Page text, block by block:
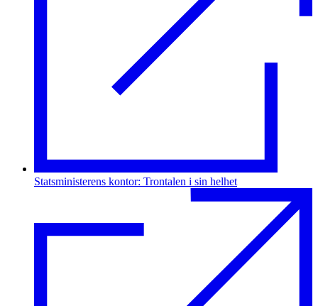
Statsministerens kontor: Trontalen i sin helhet